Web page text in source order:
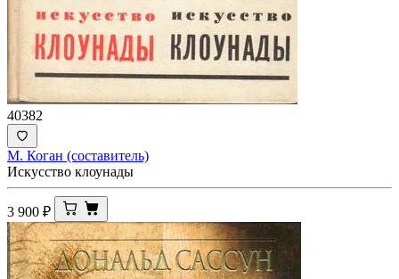
40382
М. Коган (составитель)
Искусство клоунады
3 900 ₽